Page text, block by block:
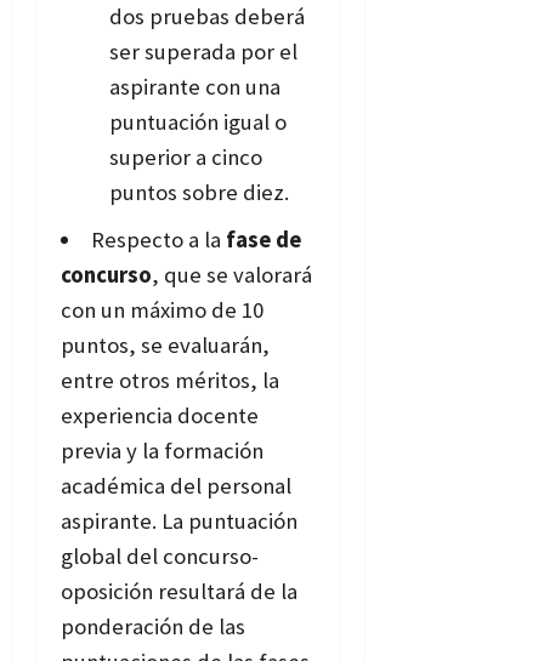
dos pruebas deberá
ser superada por el
aspirante con una
puntuación igual o
superior a cinco
puntos sobre diez.
Respecto a la fase de
concurso, que se valorará
con un máximo de 10
puntos, se evaluarán,
entre otros méritos, la
experiencia docente
previa y la formación
académica del personal
aspirante. La puntuación
global del concurso-
oposición resultará de la
ponderación de las